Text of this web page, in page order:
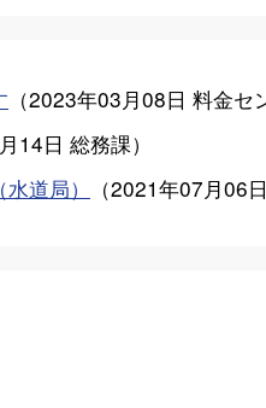
（2023年03月08日 料金セ
14日 総務課）
道局）
（2021年07月06日